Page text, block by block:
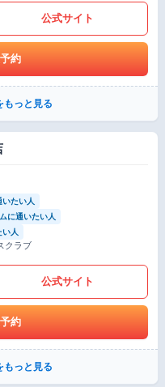
公式サイト
約
もっと見る
たい人
に通いたい人
人
クラブ
公式サイト
約
もっと見る